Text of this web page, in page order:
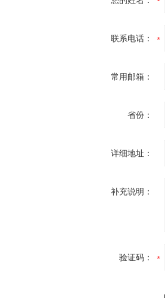
联系电话：
常用邮箱：
省份：
详细地址：
补充说明：
验证码：